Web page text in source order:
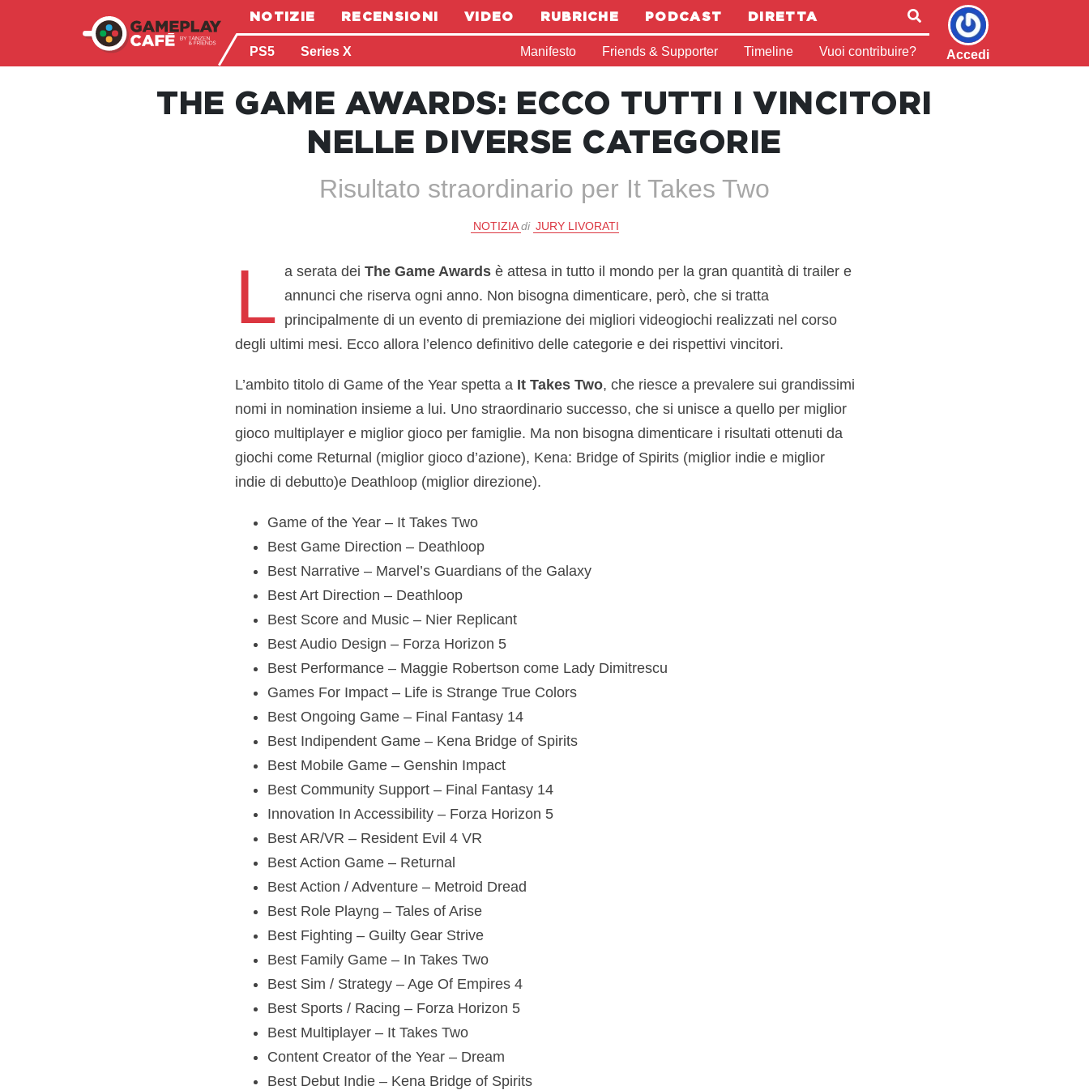
NOTIZIE RECENSIONI VIDEO RUBRICHE PODCAST DIRETTA
PS5 Series X Manifesto Friends & Supporter Timeline Vuoi contribuire? Accedi
THE GAME AWARDS: ECCO TUTTI I VINCITORI
NELLE DIVERSE CATEGORIE
Risultato straordinario per It Takes Two
NOTIZIA di JURY LIVORATI
L a serata dei The Game Awardsè attesa in tutto il mondo per la gran quantità di trailer e
annunci che riserva ogni anno. Non bisogna dimenticare, però, che si tratta
principalmente di un evento di premiazione dei migliori videogiochi realizzati nel corso
degli ultimi mesi. Ecco allora l’elenco definitivo delle categorie e dei rispettivi vincitori.
L’ambito titolo di Game of the Year spetta a It Takes Two, che riesce a prevalere sui grandissimi
nomi in nomination insieme a lui. Uno straordinario successo, che si unisce a quello per miglior
gioco multiplayer e miglior gioco per famiglie. Ma non bisogna dimenticare i risultati ottenuti da
giochi come Returnal (miglior gioco d’azione), Kena: Bridge of Spirits (miglior indie e miglior
indie di debutto)e Deathloop (miglior direzione).
Game of the Year – It Takes Two
Best Game Direction – Deathloop
Best Narrative – Marvel’s Guardians of the Galaxy
Best Art Direction – Deathloop
Best Score and Music – Nier Replicant
Best Audio Design – Forza Horizon 5
Best Performance – Maggie Robertson come Lady Dimitrescu
Games For Impact – Life is Strange True Colors
Best Ongoing Game – Final Fantasy 14
Best Indipendent Game – Kena Bridge of Spirits
Best Mobile Game – Genshin Impact
Best Community Support – Final Fantasy 14
Innovation In Accessibility – Forza Horizon 5
Best AR/VR – Resident Evil 4 VR
Best Action Game – Returnal
Best Action / Adventure – Metroid Dread
Best Role Playng – Tales of Arise
Best Fighting – Guilty Gear Strive
Best Family Game – In Takes Two
Best Sim / Strategy – Age Of Empires 4
Best Sports / Racing – Forza Horizon 5
Best Multiplayer – It Takes Two
Content Creator of the Year – Dream
Best Debut Indie – Kena Bridge of Spirits